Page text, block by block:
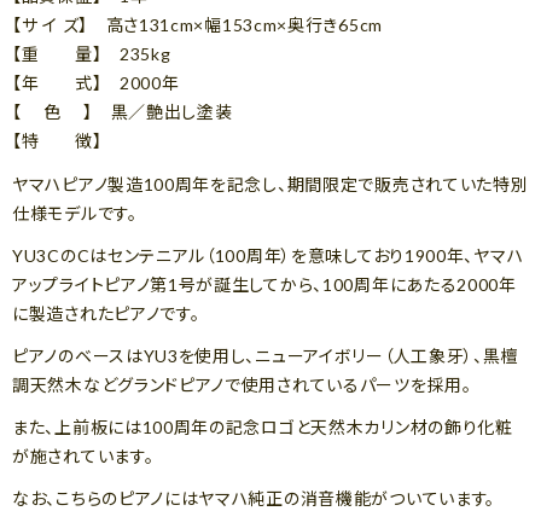
【サ イ ズ】 高さ131cm×幅153cm×奥行き65cm
【重 量】 235kg
【年 式】 2000年
【 色 】 黒／艶出し塗装
【特 徴】
ヤマハピアノ製造100周年を記念し、期間限定で販売されていた特別
仕様モデルです。
YU3CのCはセンテニアル（100周年）を意味しており1900年、ヤマハ
アップライトピアノ第1号が誕生してから、100周年にあたる2000年
に製造されたピアノです。
ピアノのベースはYU3を使用し、ニューアイボリー（人工象牙）、黒檀
調天然木などグランドピアノで使用されているパーツを採用。
また、上前板には100周年の記念ロゴと天然木カリン材の飾り化粧
が施されています。
なお、こちらのピアノにはヤマハ純正の消音機能がついています。